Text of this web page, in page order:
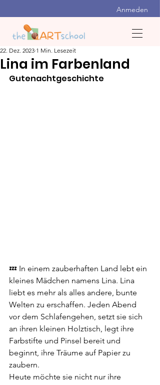
Anmeden
Lina im Farbenland
22. Dez. 2023 1 Min. Lesezeit
Gutenachtgeschichte
💤 In einem zauberhaften Land lebt ein
kleines Mädchen namens Lina. Lina
liebt es mehr als alles andere, bunte
Welten zu erschaffen. Jeden Abend
vor dem Schlafengehen, setzt sie sich
an ihren kleinen Holztisch, legt ihre
Farbstifte und Pinsel bereit und
beginnt, ihre Träume auf Papier zu
zaubern.
Heute möchte sie nicht nur ihre